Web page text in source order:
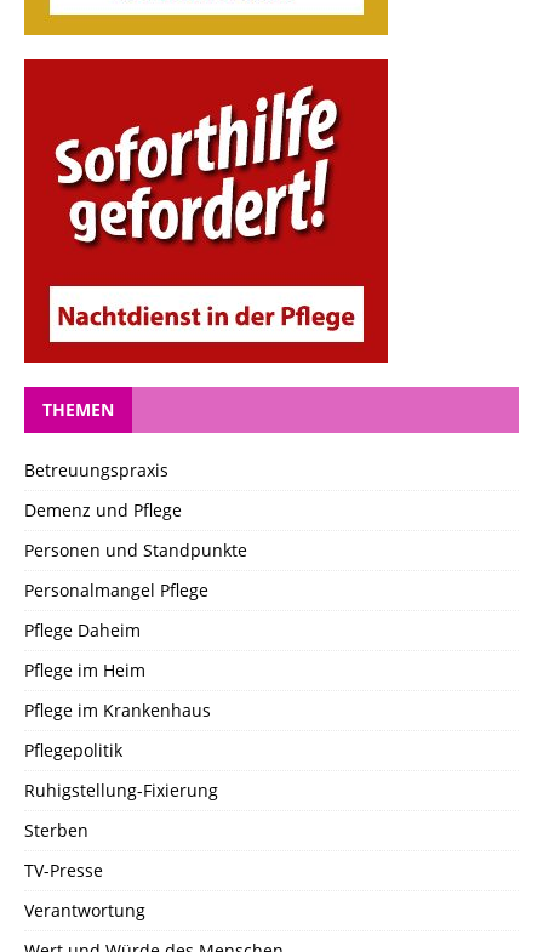
THEMEN
Betreuungspraxis
Demenz und Pflege
Personen und Standpunkte
Personalmangel Pflege
Pflege Daheim
Pflege im Heim
Pflege im Krankenhaus
Pflegepolitik
Ruhigstellung-Fixierung
Sterben
TV-Presse
Verantwortung